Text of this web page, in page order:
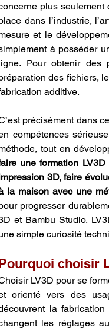
plus seulement
dans l’industrie,
et le
à posséder
Pour obtenir des
des fichiers,
additive.
précisément dans
compétences
une formation
3D, faire
la maison avec une
progresser
et Bambu Studio,
simple curiosité
choisir
LV3D pour se
orienté vers des
la
les réglages